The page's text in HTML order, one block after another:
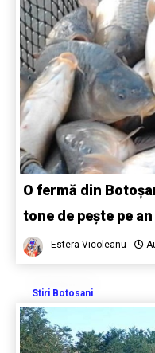
O fermă din
tone de pește pe an
Estera Vicoleanu
Stiri Botosani